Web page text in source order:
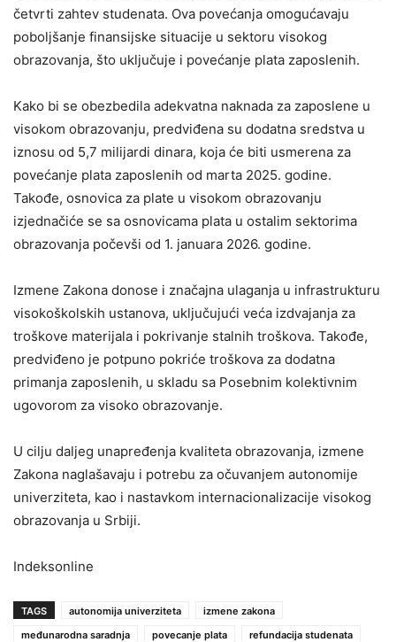
četvrti zahtev studenata. Ova povećanja omogućavaju
poboljšanje finansijske situacije u sektoru visokog
obrazovanja, što uključuje i povećanje plata zaposlenih.
Kako bi se obezbedila adekvatna naknada za zaposlene u
visokom obrazovanju, predviđena su dodatna sredstva u
iznosu od 5,7 milijardi dinara, koja će biti usmerena za
povećanje plata zaposlenih od marta 2025. godine.
Takođe, osnovica za plate u visokom obrazovanju
izjednačiće se sa osnovicama plata u ostalim sektorima
obrazovanja počevši od 1. januara 2026. godine.
Izmene Zakona donose i značajna ulaganja u infrastrukturu
visokoškolskih ustanova, uključujući veća izdvajanja za
troškove materijala i pokrivanje stalnih troškova. Takođe,
predviđeno je potpuno pokriće troškova za dodatna
primanja zaposlenih, u skladu sa Posebnim kolektivnim
ugovorom za visoko obrazovanje.
U cilju daljeg unapređenja kvaliteta obrazovanja, izmene
Zakona naglašavaju i potrebu za očuvanjem autonomije
univerziteta, kao i nastavkom internacionalizacije visokog
obrazovanja u Srbiji.
Indeksonline
TAGS autonomija univerziteta
izmene zakona
međunarodna saradnja
povecanje plata
refundacija studenata